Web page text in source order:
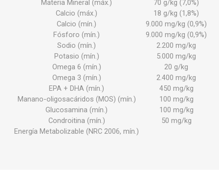
Materia Mineral (máx.)
70 g/kg (7,0%)
Calcio (máx.)
18 g/kg (1,8%)
Calcio (mín.)
9.000 mg/kg (0,9%)
Fósforo (mín.)
9.000 mg/kg (0,9%)
Sodio (mín.)
2.200 mg/kg
Potasio (mín.)
5.000 mg/kg
Omega 6 (mín.)
20 g/kg
Omega 3 (mín.)
2.400 mg/kg
EPA + DHA (mín.)
450 mg/kg
Manano-oligosacáridos (MOS) (mín.)
100 mg/kg
Glucosamina (mín.)
100 mg/kg
Condroitina (mín.)
50 mg/kg
Energía Metabolizable (NRC 2006, mín.)